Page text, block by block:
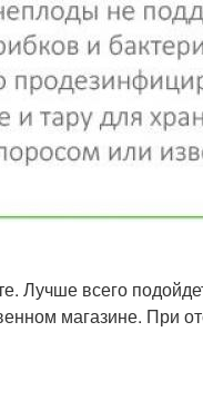
Лучше всего
магазине. При